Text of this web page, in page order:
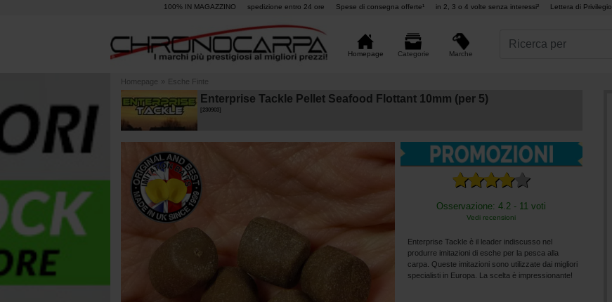
100% IN MAGAZZINO spedizione entro 24 ore Spese di consegna offerte¹ in 2, 3 o 4 volte senza interessi² Lettera di Privilegio
Homepage Categorie Marche
Homepage » Esche Finte
Enterprise Tackle Pellet Seafood Flottant 10mm (per 5)
230903]
Osservazione: 4.2 - 11 voti
Vedi recensioni
Enterprise Tackle è il leader indiscusso nel
produrre imitazioni di esche per la pesca alla
carpa. Queste imitazioni sono utilizzate dai migliori
specialisti in Europa. La scelta è impressionante!